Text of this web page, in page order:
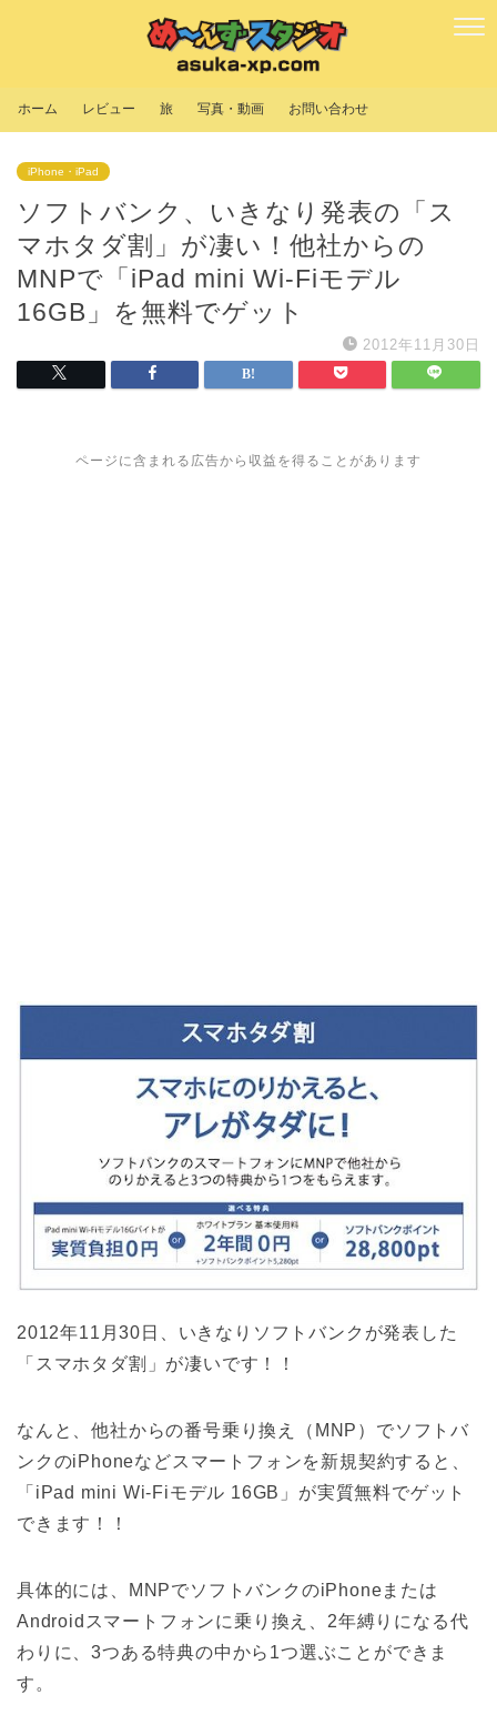
ホーム レビュー 旅 写真・動画 お問い合わせ
iPhone・iPad
ソフトバンク、いきなり発表の「ス
マホタダ割」が凄い！他社からの
MNPで「iPad mini Wi-Fiモデル
16GB」を無料でゲット
2012年11月30日
ページに含まれる広告から収益を得ることがあります
2012年11月30日、いきなりソフトバンクが発表した
「スマホタダ割」が凄いです！！
なんと、他社からの番号乗り換え（MNP）でソフトバ
ンクのiPhoneなどスマートフォンを新規契約すると、
「iPad mini Wi-Fiモデル 16GB」が実質無料でゲット
できます！！
具体的には、MNPでソフトバンクのiPhoneまたは
Androidスマートフォンに乗り換え、2年縛りになる代
わりに、3つある特典の中から1つ選ぶことができま
す。